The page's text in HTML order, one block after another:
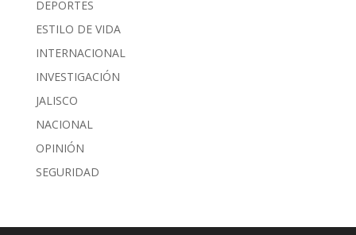
DEPORTES
ESTILO DE VIDA
INTERNACIONAL
INVESTIGACIÓN
JALISCO
NACIONAL
OPINIÓN
SEGURIDAD